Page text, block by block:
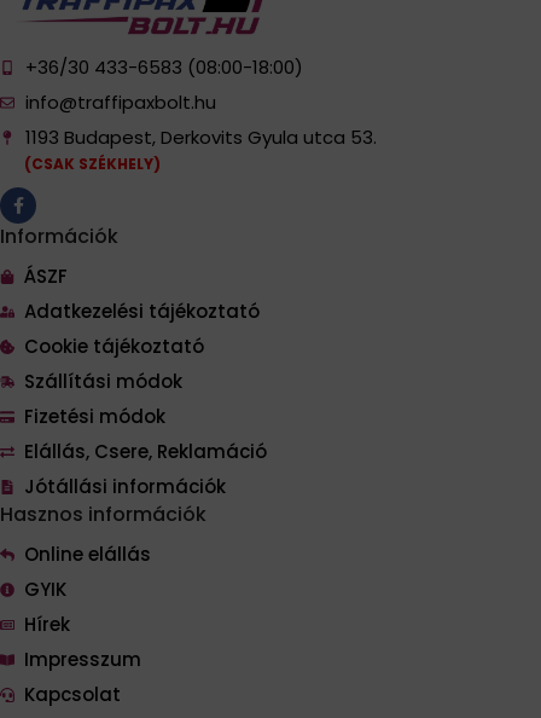
+36/30 433-6583 (08:00-18:00)
info@traffipaxbolt.hu
1193 Budapest, Derkovits Gyula utca 53.
(CSAK SZÉKHELY)
Információk
ÁSZF
Adatkezelési tájékoztató
Cookie tájékoztató
Szállítási módok
Fizetési módok
Elállás, Csere, Reklamáció
Jótállási információk
Hasznos információk
Online elállás
GYIK
Hírek
Impresszum
Kapcsolat